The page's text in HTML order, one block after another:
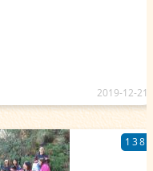
2019-12-21
138